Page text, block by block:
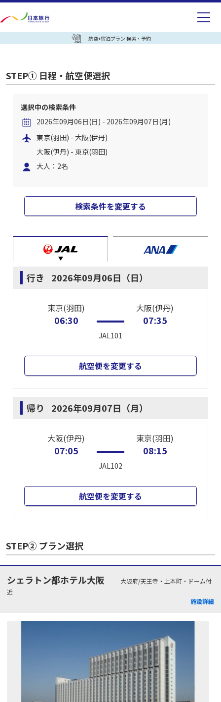
航空+宿泊プラン 検索・予約
STEP① 日程・航空便選択
選択中の検索条件
2026年09月06日(日) - 2026年09月07日(月)
東京(羽田) - 大阪(伊丹)
大阪(伊丹) - 東京(羽田)
大人：2名
検索条件を変更する
行き 2026年09月06日（日）
東京(羽田)
06:30
JAL101
大阪(伊丹)
07:35
航空便を変更する
帰り 2026年09月07日（月）
大阪(伊丹)
07:05
JAL102
東京(羽田)
08:15
航空便を変更する
STEP② プラン選択
シェラトン都ホテル大阪
大阪府/天王寺・上本町・ドーム付
近
施設詳細